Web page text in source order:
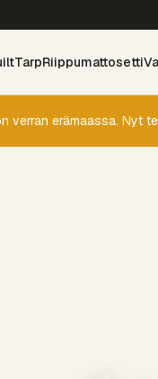
TarpRiippumattosetti
verran erämaassa. Nyt